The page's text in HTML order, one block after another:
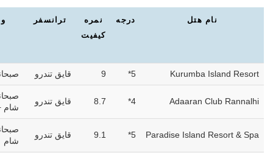
نام هتل درجه
نمره
کیفیت
ترانسفر
Kurumba Island Resort
5*
9 قایق تندرو
Adaaran Club Rannalhi
4*
8.7 قایق تندرو
شام
Paradise Island Resort & Spa
5*
9.1 قایق تندرو
شام